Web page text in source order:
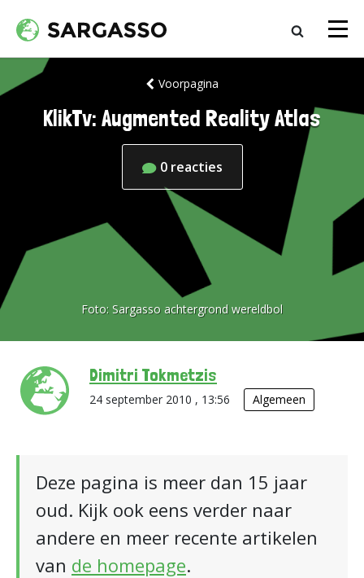
Voorpagina
KlikTv: Augmented Reality Atlas
0 reacties
Foto: Sargasso achtergrond wereldbol
Dimitri Tokmetzis
24 september 2010 , 13:56 Algemeen
Deze pagina is meer dan 15 jaar
oud. Kijk ook eens verder naar
andere en meer recente artikelen
van de homepage.